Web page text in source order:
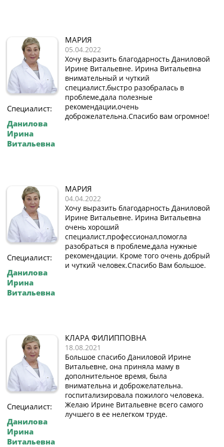
Специалист:
Данилова
Ирина
Витальевна
МАРИЯ
05.04.2022
Хочу выразить благодарность Даниловой
Ирине Витальевне. Ирина Витальевна
внимательный и чуткий
специалист,быстро разобралась в
проблеме,дала полезные
рекомендации,очень
доброжелательна.Спасибо вам огромное!
Специалист:
Данилова
Ирина
Витальевна
МАРИЯ
04.04.2022
Хочу выразить благодарность Даниловой
Ирине Витальевне. Ирина Витальевна
очень хороший
специалист,профессионал,помогла
разобраться в проблеме,дала нужные
рекомендации. Кроме того очень добрый
и чуткий человек.Спасибо Вам большое.
Специалист:
Данилова
Ирина
Витальевна
КЛАРА ФИЛИППОВНА
18.08.2021
Большое спасибо Даниловой Ирине
Витальевне, она приняла маму в
дополнительное время, была
внимательна и доброжелательна.
госпитализировала пожилого человека.
Желаю Ирине Витальевне всего самого
лучшего в ее нелегком труде.